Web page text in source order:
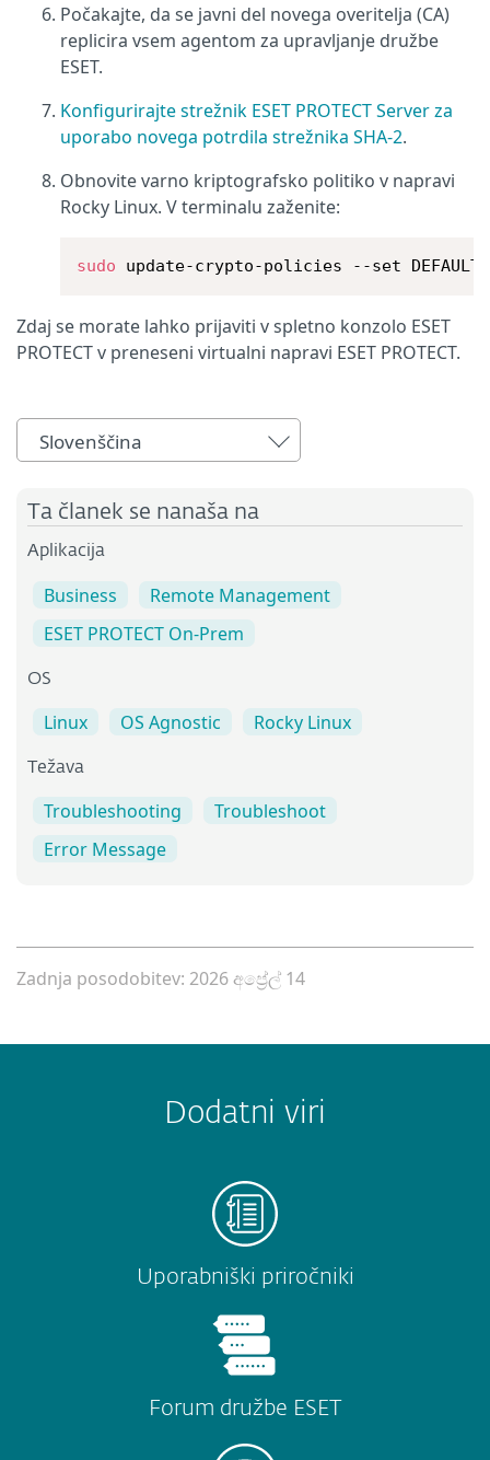
Počakajte, da se javni del novega overitelja (CA)
replicira vsem agentom za upravljanje družbe
ESET.
Konfigurirajte strežnik ESET PROTECT Server za
uporabo novega potrdila strežnika SHA-2.
Obnovite varno kriptografsko politiko v napravi
Rocky Linux. V terminalu zaženite:
sudo update-crypto-policies --set DEFAULT
Zdaj se morate lahko prijaviti v spletno konzolo ESET
PROTECT v preneseni virtualni napravi ESET PROTECT.
Slovenščina
Ta članek se nanaša na
Aplikacija
Business
Remote Management
ESET PROTECT On-Prem
OS
Linux OS Agnostic Rocky Linux
Težava
Troubleshooting
Troubleshoot
Error Message
Zadnja posodobitev: 2026 අප්‍රේල් 14
Dodatni viri
Uporabniški priročniki
Forum družbe ESET